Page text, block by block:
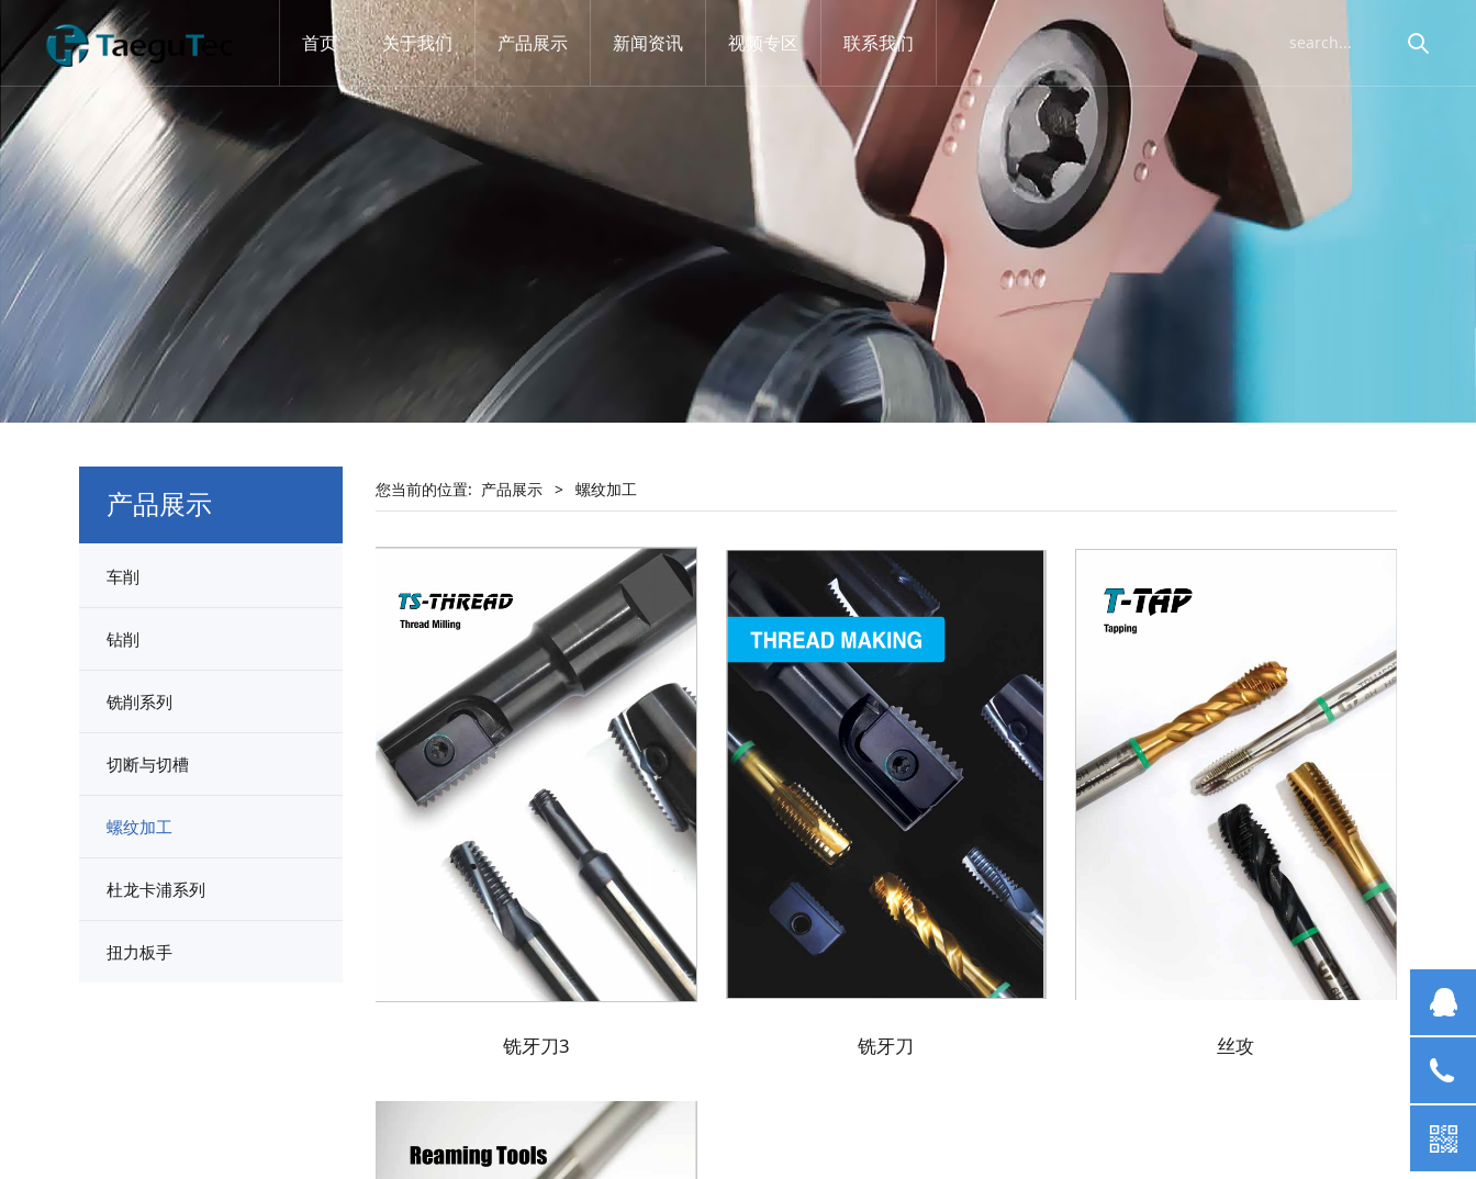
首页 关于我们 产品展示 新闻资讯 视频专区 联系我们
产品展示
车削
钻削
铣削系列
切断与切槽
螺纹加工
杜龙卡浦系列
扭力板手
您当前的位置: 产品展示 > 螺纹加工
铣牙刀3 铣牙刀 丝攻